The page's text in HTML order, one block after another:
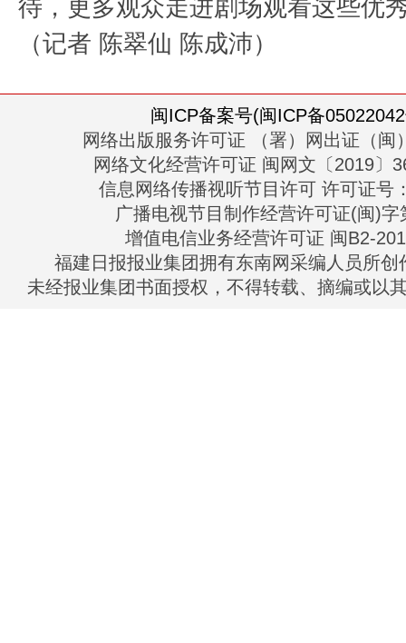
待，更多观众走进剧场观看这些优
（记者 陈翠仙 陈成沛）
闽ICP备案号(闽ICP备
网络出版服务许可证 （署）网出证（闽
网络文化经营许可证 闽网文〔2019〕
信息网络传播视听节目许可 许可证号
广播电视节目制作经营许可证(闽)字
增值电信业务经营许可证 闽B2-
福建日报报业集团拥有东南网采编人员所创
未经报业集团书面授权，不得转载、摘编或以